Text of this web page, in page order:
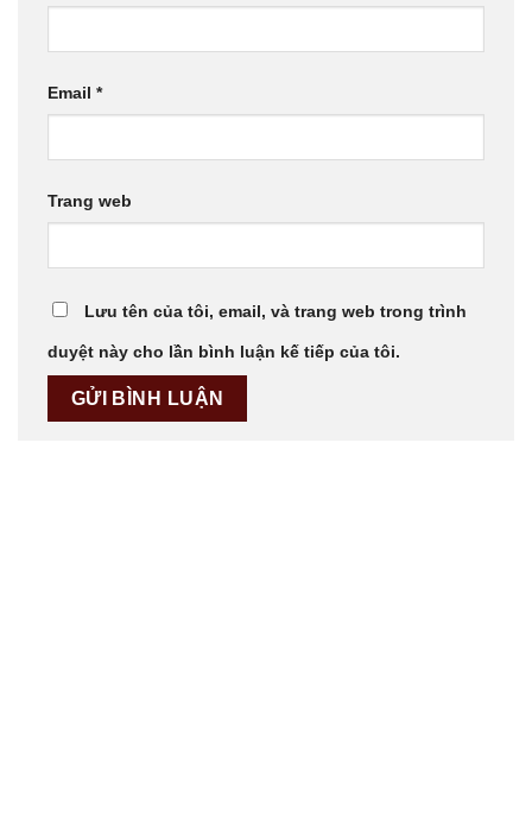
Email *
Trang web
Lưu tên của tôi, email, và trang web trong trình
duyệt này cho lần bình luận kế tiếp của tôi.